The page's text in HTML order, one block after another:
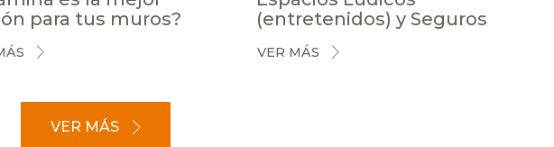
para tus muros?
(entretenidos) y Seguros
VER MÁS
VER MÁS